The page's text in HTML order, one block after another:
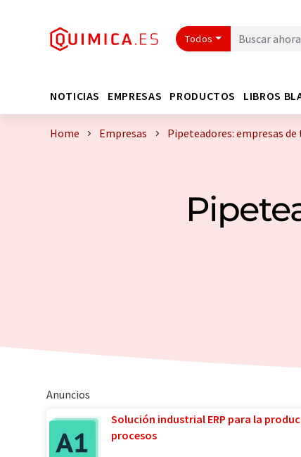
Todos
NOTICIAS EMPRESAS PRODUCTOS LIBROS
Home Empresas Pipeteadores: empresas
Anuncios
Solución industrial ERP para la
procesos